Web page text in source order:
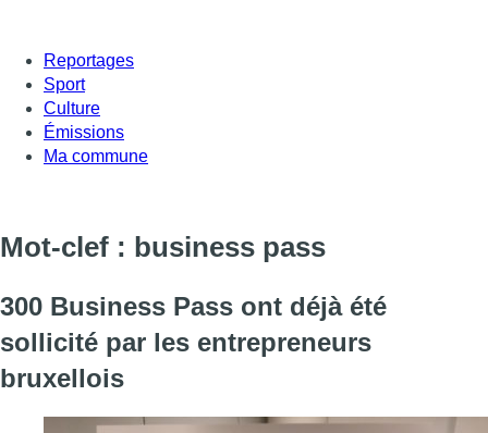
Reportages
Sport
Culture
Émissions
Ma commune
Mot-clef : business pass
300 Business Pass ont déjà été
sollicité par les entrepreneurs
bruxellois